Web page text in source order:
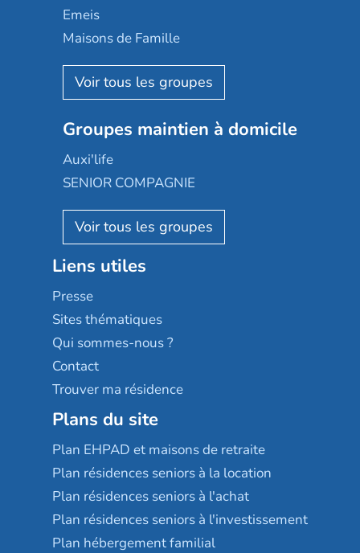
Domusvi
Happy Senior
Aquarelia
Nexity edenea
Les jardins d'Arcadie
Occitalia
Appartseniors
Reseda
Stella management
Les villages d'or
Sérénys
Résidences services Villa Médicis
Emeis
Maisons de Famille
Korian
Emera
Groupe SOS
Le Noble Âge
Almage
Résidalya
Groupe aplus
Groupes maintien à domicile
Auxi'life
SENIOR COMPAGNIE
AGE D'OR Services
Liens utiles
Presse
Sites thématiques
Qui sommes-nous ?
Contact
Trouver ma résidence
Plans du site
Plan EHPAD et maisons de retraite
Plan résidences seniors à la location
Plan résidences seniors à l'achat
Plan résidences seniors à l'investissement
Plan hébergement familial